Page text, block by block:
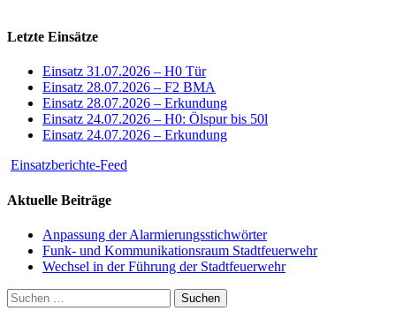
Letzte Einsätze
Einsatz 31.07.2026 – H0 Tür
Einsatz 28.07.2026 – F2 BMA
Einsatz 28.07.2026 – Erkundung
Einsatz 24.07.2026 – H0: Ölspur bis 50l
Einsatz 24.07.2026 – Erkundung
Einsatzberichte-Feed
Aktuelle Beiträge
Anpassung der Alarmierungsstichwörter
Funk- und Kommunikationsraum Stadtfeuerwehr
Wechsel in der Führung der Stadtfeuerwehr
Suchen